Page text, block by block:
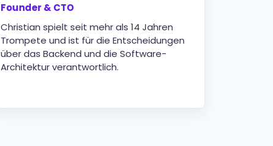
Founder & CTO
Christian spielt seit mehr als 14 Jahren
Trompete und ist für die Entscheidungen
über das Backend und die Software-
Architektur verantwortlich.